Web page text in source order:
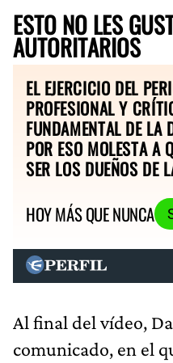
ESTO NO LES
AUTORITARIOS
EL EJERCICIO DEL
PROFESIONAL Y
FUNDAMENTAL DE LA
POR ESO MOLESTA A
SER LOS DUEÑOS DE
HOY MÁS QUE NUNCA
Al final del vídeo,
comunicado, en el